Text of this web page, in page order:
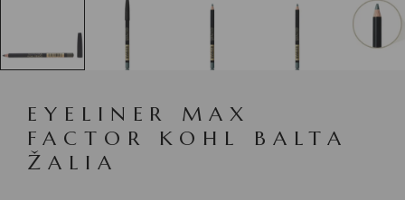
EYELINER MAX
FACTOR KOHL BALTA
ŽALIA